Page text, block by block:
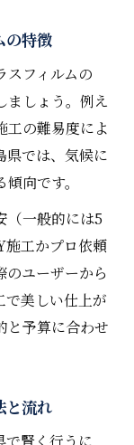
注意点まと
ルム選択法
際の準備とコ
ルム選びの
の注意点を解
の選択基準
クニック
の特徴
スフィルムの
ましょう。例え
工の難易度によ
県では、気候に
向です。
（一般的には5
施工かプロ依頼
のユーザーから
美しい仕上が
と予算に合わせ
と流れ